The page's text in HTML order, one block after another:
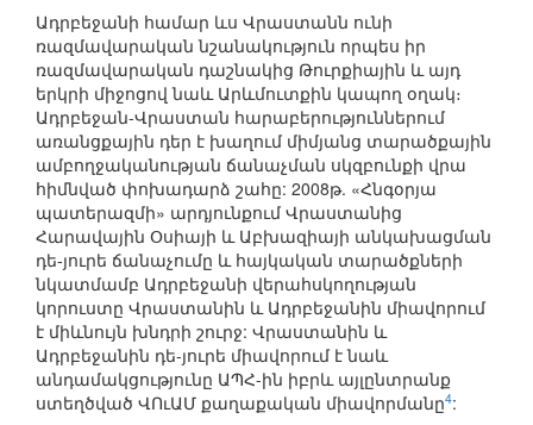
Ադրբեջանի համար ևս Վրաստանն ունի
ռազմավարական նշանակություն որպես իր
ռազմավարական դաշնակից Թուրքիային և այդ
երկրի միջոցով նաև Արևմուտքին կապող օղակ։
Ադրբեջան-Վրաստան հարաբերություններում
առանցքային դեր է խաղում միմյանց տարածքային
ամբողջականության ճանաչման սկզբունքի վրա
հիմնված փոխադարձ շահը: 2008թ. «Հնգօրյա
պատերազմի» արդյունքում Վրաստանից
Հարավային Օսիայի և Աբխազիայի անկախացման
դե-յուրե ճանաչումը և հայկական տարածքների
նկատմամբ Ադրբեջանի վերահսկողության
կորուստը Վրաստանին և Ադրբեջանին միավորում
է միևնույն խնդրի շուրջ: Վրաստանին և
Ադրբեջանին դե-յուրե միավորում է նաև
անդամակցությունը ԱՊՀ-ին իբրև այլընտրանք
ստեղծված ՎՈւԱՄ քաղաքական միավորմանը4: